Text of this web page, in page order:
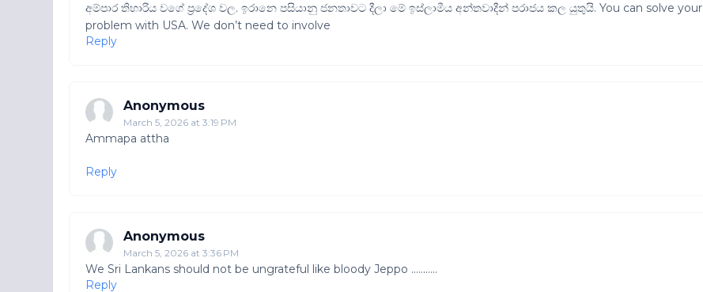
අම්පාර තිහාරිය වගේ ප්‍රදේශ වල. ඉරානෙ පසියානු ජනතාවට දීලා මේ ඉස්ලාමීය අන්තවාදීන් පරාජය කල යුතුයි. You can solve your
problem with USA. We don’t need to involve
Reply
Anonymous
March 5, 2026 at 3:19 PM
Ammapa attha
Reply
Anonymous
March 5, 2026 at 3:36 PM
We Sri Lankans should not be ungrateful like bloody Jeppo ...........
Reply